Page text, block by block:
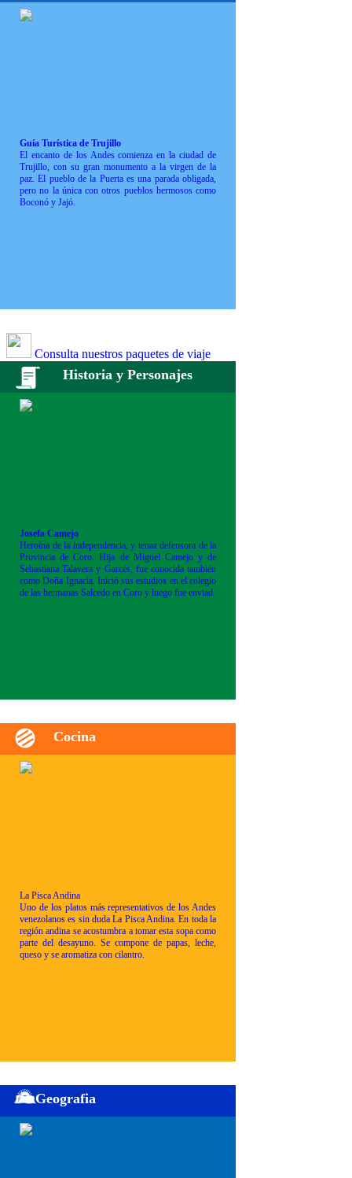
Guía Turística de Trujillo
El encanto de los Andes comienza en la ciudad de
Trujillo, con su gran monumento a la virgen de la
paz. El pueblo de la Puerta es una parada obligada,
pero no la única con otros pueblos hermosos como
Boconó y Jajó.
Consulta nuestros paquetes de viaje
Historia y Personajes
Josefa Camejo
Heroína de la independencia, y tenaz defensora de la
Provincia de Coro. Hija de Miguel Camejo y de
Sebastiana Talavera y Garcés, fue conocida también
como Doña Ignacia. Inició sus estudios en el colegio
de las hermanas Salcedo en Coro y luego fue enviad
Cocina
La Pisca Andina
Uno de los platos más representativos de los Andes
venezolanos es sin duda La Pisca Andina. En toda la
región andina se acostumbra a tomar esta sopa como
parte del desayuno. Se compone de papas, leche,
queso y se aromatiza con cilantro.
Geografia